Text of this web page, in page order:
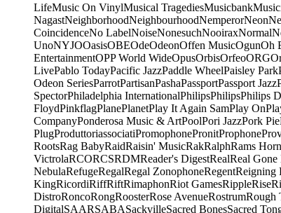
LifeMusic On VinylMusical TragediesMusicbank
NagastNeighborhoodNeighbourhoodNemperorNeon
CoincidenceNo LabelNoiseNonesuchNooiraxNormal
UnoNYJOOasisOBEOdeOdeonOffen MusicOgunOh
EntertainmentOPP World WideOpusOrbisOrfeoORG
LivePablo TodayPacific JazzPaddle WheelPaisley Park
Odeon SeriesParrotPartisanPashaPassportPassport Jazz
SpectorPhiladelphia InternationalPhilipsPhilipsPhilips
FloydPinkflagPlanePlanetPlay It Again SamPlay On
CompanyPonderosa Music & ArtPoolPori JazzPork Pie
PlugProduttoriassociatiPromophonePronitProphone
RootsRag BabyRaidRaisin' MusicRakRalphRams Horn
VictrolaRCORCSRDMReader's DigestRealReal Gone
NebulaRefugeRegalRegal ZonophoneRegentReigning
KingRicordiRiffRiftRimaphonRiot GamesRippleRise
DistroRoncoRongRoosterRose AvenueRostrumRough
DigitalSAARSABASackvilleSacred BonesSacred